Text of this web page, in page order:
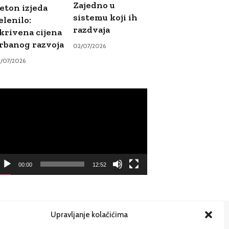
Upravljanje kolačićima
izjeda
cijena
razvoja
07/2026
Zajedno u
sistemu koji ih
razdvaja
02/07/2026
00:00 12:52